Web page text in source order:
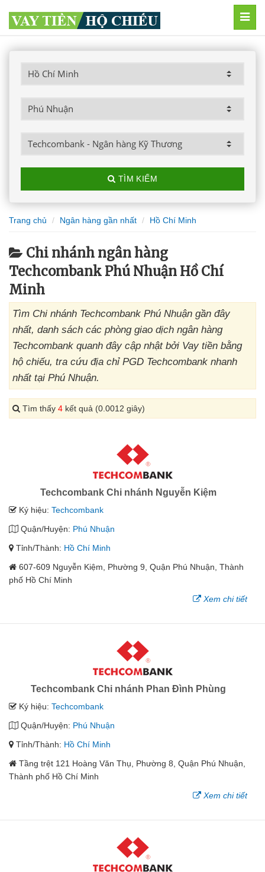
TÌM KIẾM
Trang chủ Ngân hàng gần nhất Hồ Chí Minh
Chi nhánh ngân hàng
Techcombank Phú Nhuận Hồ Chí
Minh
Tìm Chi nhánh Techcombank Phú Nhuận gần đây
nhất, danh sách các phòng giao dịch ngân hàng
Techcombank quanh đây cập nhật bởi Vay tiền bằng
hộ chiếu, tra cứu địa chỉ PGD Techcombank nhanh
nhất tại Phú Nhuận.
Tìm thấy 4 kết quả (0.0012 giây)
Techcombank Chi nhánh Nguyễn Kiệm
Ký hiệu: Techcombank
Quận/Huyện: Phú Nhuận
Tỉnh/Thành: Hồ Chí Minh
607-609 Nguyễn Kiệm, Phường 9, Quận Phú Nhuận, Thành
phố Hồ Chí Minh
Xem chi tiết
Techcombank Chi nhánh Phan Đình Phùng
Ký hiệu: Techcombank
Quận/Huyện: Phú Nhuận
Tỉnh/Thành: Hồ Chí Minh
Tầng trệt 121 Hoàng Văn Thụ, Phường 8, Quận Phú Nhuận,
Thành phố Hồ Chí Minh
Xem chi tiết